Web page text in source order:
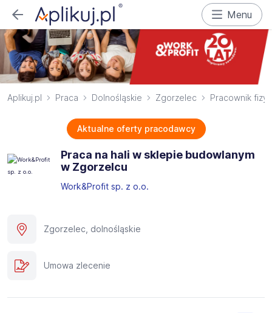
Menu
Aplikuj.pl Praca Dolnośląskie Zgorzelec Pracownik
Aktualne oferty pracodawcy
Praca na hali w sklepie budowlanym
w Zgorzelcu
Work&Profit sp. z o.o.
Zgorzelec, dolnośląskie
Umowa zlecenie